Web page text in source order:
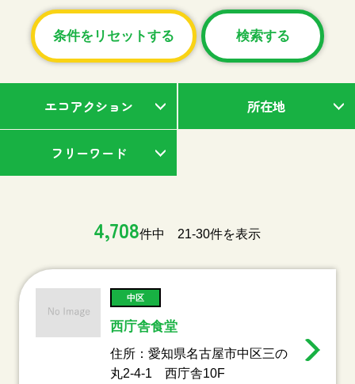
条件をリセットする 検索する
エコアクション 所在地
フリーワード
4,708件中 21-30件を表示
中区
西庁舎食堂
住所：愛知県名古屋市中区三の
丸2-4-1 西庁舎10F